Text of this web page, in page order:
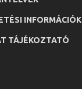
INFORMÁCIÓK
TÁJÉKOZTATÓ